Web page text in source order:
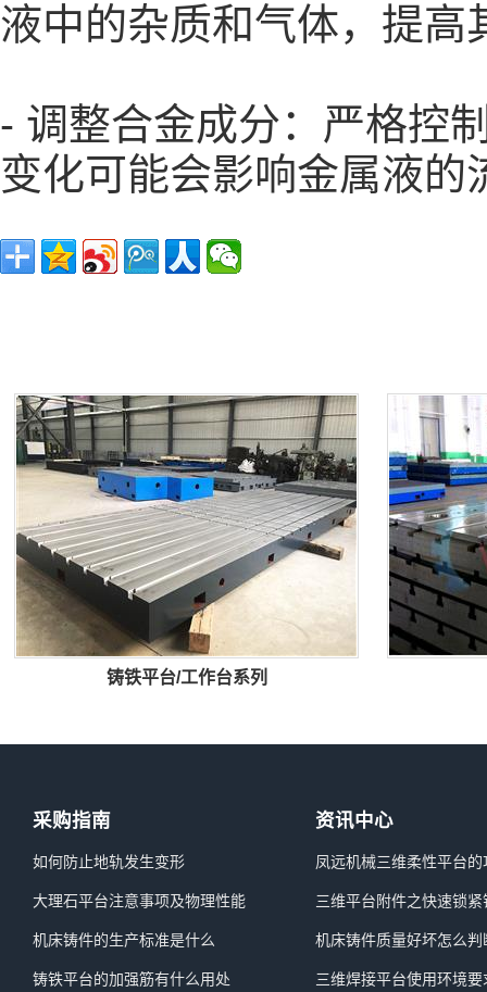
液中的杂质和气体，提
- 调整合金成分：严格控
变化可能会影响金属液
铸铁平台/工作台系列
采购指南
如何防止地轨发生变形
大理石平台注意事项及物理性能
机床铸件的生产标准是什么
铸铁平台的加强筋有什么用处
资讯中心
凤远机械三维柔性平台的
三维平台附件之快速锁紧
机床铸件质量好坏怎么判
三维焊接平台使用环境要